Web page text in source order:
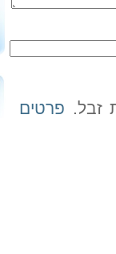
פרטים